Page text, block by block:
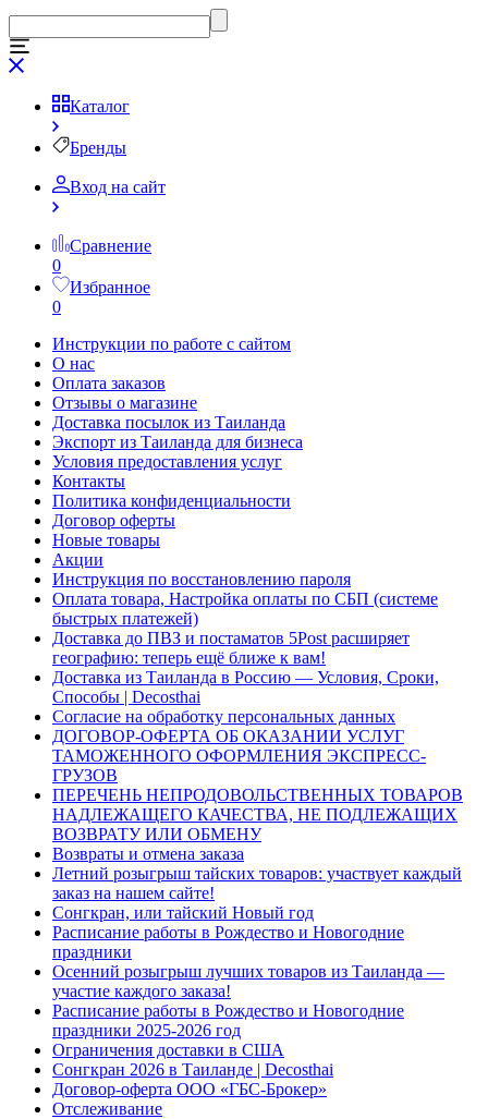
Каталог
Бренды
Вход на сайт
Сравнение
0
Избранное
0
Инструкции по работе с сайтом
О нас
Оплата заказов
Отзывы о магазине
Доставка посылок из Таиланда
Экспорт из Таиланда для бизнеса
Условия предоставления услуг
Контакты
Политика конфиденциальности
Договор оферты
Новые товары
Акции
Инструкция по восстановлению пароля
Оплата товара, Настройка оплаты по СБП (системе
быстрых платежей)
Доставка до ПВЗ и постаматов 5Post расширяет
географию: теперь ещё ближе к вам!
Доставка из Таиланда в Россию — Условия, Сроки,
Способы | Decosthai
Согласие на обработку персональных данных
ДОГОВОР-ОФЕРТА ОБ ОКАЗАНИИ УСЛУГ
ТАМОЖЕННОГО ОФОРМЛЕНИЯ ЭКСПРЕСС-
ГРУЗОВ
ПЕРЕЧЕНЬ НЕПРОДОВОЛЬСТВЕННЫХ ТОВАРОВ
НАДЛЕЖАЩЕГО КАЧЕСТВА, НЕ ПОДЛЕЖАЩИХ
ВОЗВРАТУ ИЛИ ОБМЕНУ
Возвраты и отмена заказа
Летний розыгрыш тайских товаров: участвует каждый
заказ на нашем сайте!
Сонгкран, или тайский Новый год
Расписание работы в Рождество и Новогодние
праздники
Осенний розыгрыш лучших товаров из Таиланда —
участие каждого заказа!
Расписание работы в Рождество и Новогодние
праздники 2025-2026 год
Ограничения доставки в США
Сонгкран 2026 в Таиланде | Decosthai
Договор-оферта ООО «ГБС-Брокер»
Отслеживание